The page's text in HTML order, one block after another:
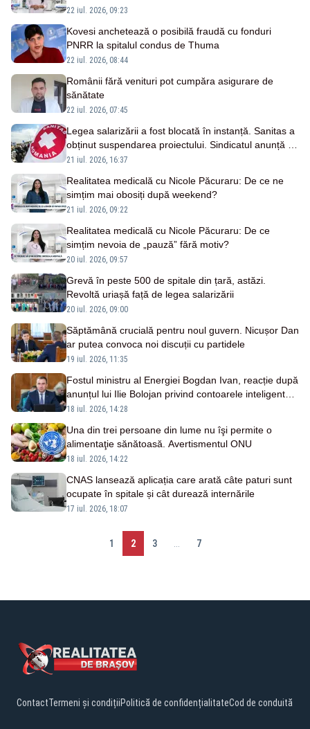
22 iul. 2026, 09:23
Kovesi anchetează o posibilă fraudă cu fonduri
PNRR la spitalul condus de Thuma
22 iul. 2026, 08:44
Românii fără venituri pot cumpăra asigurare de
sănătate
22 iul. 2026, 07:45
Legea salarizării a fost blocată în instanță. Sanitas a
obținut suspendarea proiectului. Sindicatul anunță că
rămâne pregătit de grevă generală
21 iul. 2026, 16:37
Realitatea medicală cu Nicole Păcuraru: De ce ne
simțim mai obosiți după weekend?
21 iul. 2026, 09:22
Realitatea medicală cu Nicole Păcuraru: De ce
simțim nevoia de „pauză” fără motiv?
20 iul. 2026, 09:57
Grevă în peste 500 de spitale din țară, astăzi.
Revoltă uriașă față de legea salarizării
20 iul. 2026, 09:00
Săptămână crucială pentru noul guvern. Nicușor Dan
ar putea convoca noi discuții cu partidele
19 iul. 2026, 11:35
Fostul ministru al Energiei Bogdan Ivan, reacție după
anunțul lui Ilie Bolojan privind contoarele inteligente
și capacitățile de stocare a energiei
18 iul. 2026, 14:28
Una din trei persoane din lume nu îşi permite o
alimentaţie sănătoasă. Avertismentul ONU
18 iul. 2026, 14:22
CNAS lansează aplicația care arată câte paturi sunt
ocupate în spitale și cât durează internările
17 iul. 2026, 18:07
1 2 3 7
ContactTermeni și condițiiPolitică de confidențialitateCod de conduită